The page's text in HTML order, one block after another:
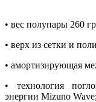
• вес полупары 260
• верх из сетки и
• амортизирующая
• технология
энергии Mizuno Wave;